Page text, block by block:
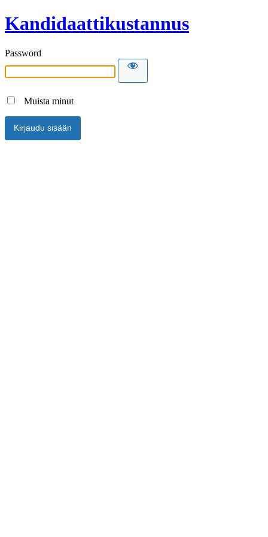
Kandidaattikustannus
Password
Muista minut